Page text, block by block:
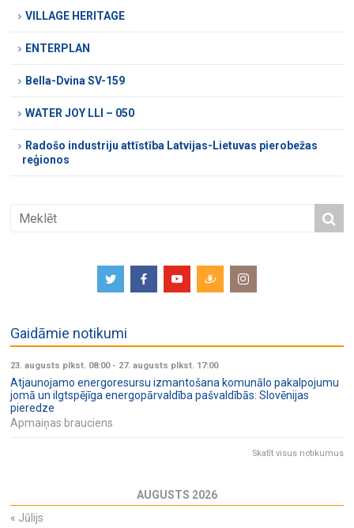
VILLAGE HERITAGE
ENTERPLAN
Bella-Dvina SV-159
WATER JOY LLI – 050
Radošo industriju attīstība Latvijas-Lietuvas pierobežas
reģionos
Gaidāmie notikumi
23. augusts plkst. 08:00- 27. augusts plkst. 17:00
Atjaunojamo energoresursu izmantošana komunālo pakalpojumu
jomā un ilgtspējīga energopārvaldība pašvaldībās: Slovēnijas
pieredze
Apmaiņas brauciens
Skatīt visus notikumus
AUGUSTS 2026
« Jūlijs